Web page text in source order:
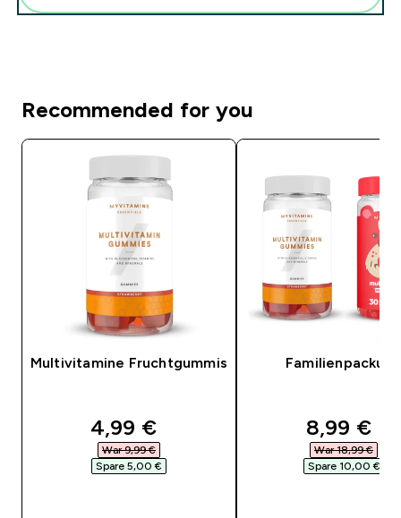
Recommended for you
Multivitamine Fruchtgummis
discounted price
4,99 €‎
War 9,99 €‎
Spare 5,00 €‎
Familienpackung
8,99 €‎
War 18,99 €‎
Spare 10,00 €‎